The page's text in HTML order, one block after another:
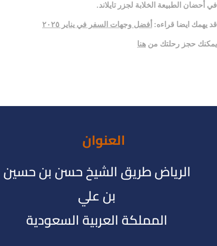
في أحضان الطبيعة الخلابة لجزر تايلاند.
قد يهمك ايضا قراءه: أفضل وجهات السفر في يناير ٢٠٢٥
يمكنك حجز رحلتك من هنا
العنوان
الرياض طريق الشيخ حسن بن حسين
بن علي
المملكة العربية السعودية